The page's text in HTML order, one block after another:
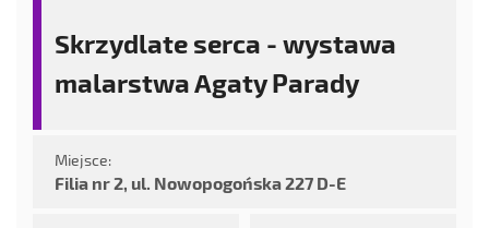
Skrzydlate serca - wystawa
malarstwa Agaty Parady
Miejsce:
Filia nr 2, ul. Nowopogońska 227 D-E